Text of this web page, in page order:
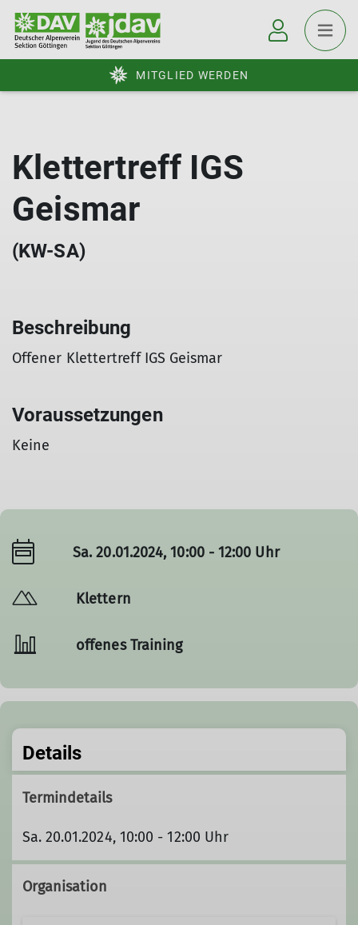
MITGLIED WERDEN
Klettertreff IGS
Geismar
(KW-SA)
Beschreibung
Offener Klettertreff IGS Geismar
Voraussetzungen
Keine
Sa. 20.01.2024, 10:00 - 12:00 Uhr
Klettern
offenes Training
Details
Termindetails
Sa. 20.01.2024, 10:00 - 12:00 Uhr
Organisation